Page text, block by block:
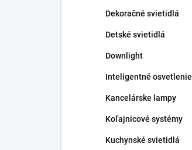
Dekoračné svietidlá
Detské svietidlá
Downlight
Inteligentné osvetlenie
Kancelárske lampy
Koľajnicové systémy
Kuchynské svietidlá